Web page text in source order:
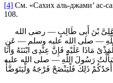
[4] См. «Сахих аль-джами’ ас-
108.
عَلِىَّ بْنَ أَبِى طَالِبٍ — رضى الله
— صلى الله عليه وسلم — عَنِ
مَاذَا عَلَيْهِ فَإِنَّ عِنْدِى ابْنَتَهُ وَأَنَا
رَسُولَ اللَّهِ — صلى الله عليه
ذَلِكَ فَلْيَنْضَحْ فَرْجَهُ وَلْيَتَوَضَّأْ